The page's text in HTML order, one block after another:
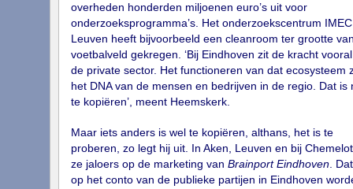
overheden honderden miljoenen euro’s uit voor
onderzoeksprogramma’s. Het onderzoekscentrum
Leuven heeft bijvoorbeeld een cleanroom ter grootte
voetbalveld gekregen. ‘Bij Eindhoven zit de kracht
de private sector. Het functioneren van dat ecosysteem
het DNA van de mensen en bedrijven in de regio. Dat is
te kopiëren’, meent Heemskerk.
Maar iets anders is wel te kopiëren, althans, het is te
proberen, zo legt hij uit. In Aken, Leuven en bij
ze jaloers op de marketing van Brainport Eindhoven.
op het conto van de publieke partijen in Eindhoven